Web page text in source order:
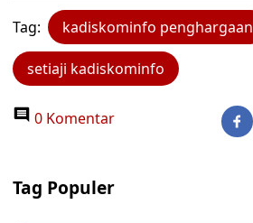
Tag: kadiskominfo penghargaan
setiaji kadiskominfo
0 Komentar
Tag Populer